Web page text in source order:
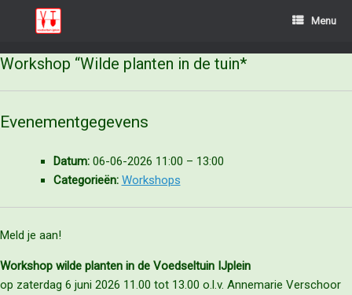
inhoud
Menu
Workshop “Wilde planten in de tuin*
Evenementgegevens
Datum: 06-06-2026 11:00 – 13:00
Categorieën: Workshops
Meld je aan!
Workshop wilde planten in de Voedseltuin IJplein
op zaterdag 6 juni 2026 11.00 tot 13.00 o.l.v. Annemarie Verschoor